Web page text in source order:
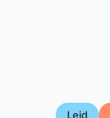
Leid